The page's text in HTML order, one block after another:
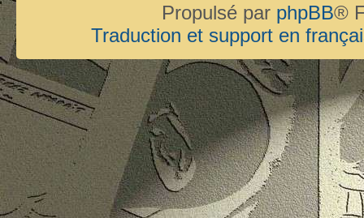
Propulsé par phpBB®
Traduction et support en